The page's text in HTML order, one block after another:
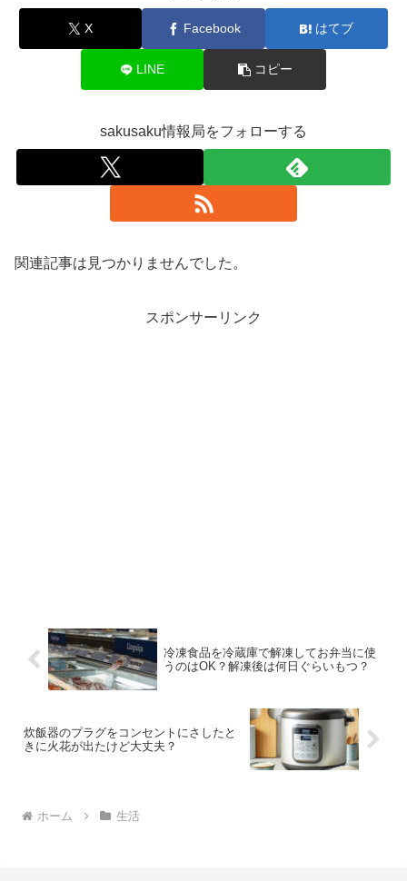
X Facebook はてブ
LINE コピー
sakusaku情報局をフォローする
関連記事は見つかりませんでした。
スポンサーリンク
冷凍食品を冷蔵庫で解凍してお弁当に使
うのはOK？解凍後は何日ぐらいもつ？
炊飯器のプラグをコンセントにさしたと
きに火花が出たけど大丈夫？
ホーム 生活